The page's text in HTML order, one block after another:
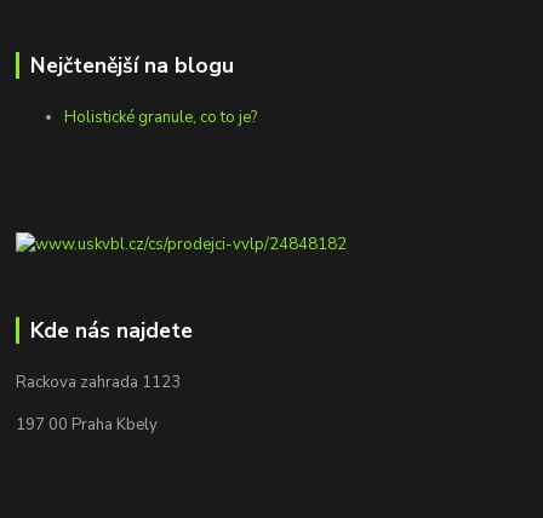
Nejčtenější na blogu
Holistické granule, co to je?
Kde nás najdete
Rackova zahrada 1123
197 00 Praha Kbely